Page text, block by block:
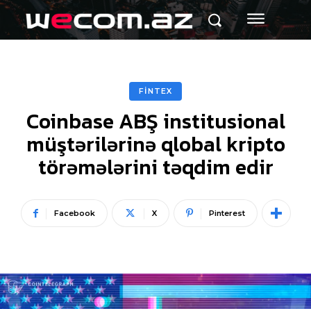
FİNTEX
Coinbase ABŞ institusional
müştərilərinə qlobal kripto
törəmələrini təqdim edir
Facebook X Pinterest